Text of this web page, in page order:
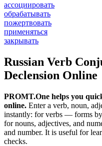
ассоциировать
обрабатывать
пожертвовать
применяться
закрывать
Russian Verb
Declension Online
PROMT.One helps you
online. Enter a verb, noun,
instantly: for verbs — forms by
for nouns, adjectives, and
and number. It is useful for
checks.